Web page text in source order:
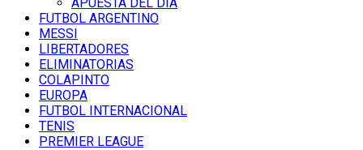
FUTBOL ARGENTINO
MESSI
LIBERTADORES
ELIMINATORIAS
COLAPINTO
EUROPA
FUTBOL INTERNACIONAL
TENIS
PREMIER LEAGUE